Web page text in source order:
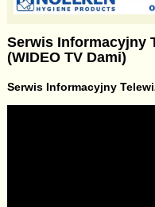
Serwis Informacyjny
(WIDEO TV Dami)
Serwis Informacyjny